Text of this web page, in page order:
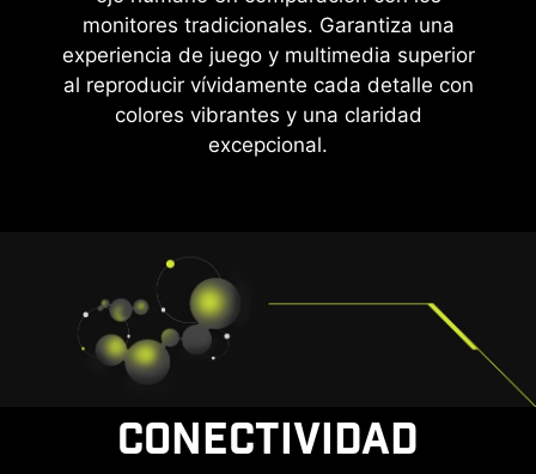
monitores tradicionales. Garantiza una
experiencia de juego y multimedia superior
al reproducir vívidamente cada detalle con
colores vibrantes y una claridad
excepcional.
CONECTIVIDAD